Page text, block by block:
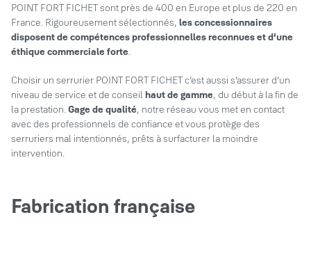
POINT FORT FICHET sont près de 400 en Europe et plus de 220 en
France. Rigoureusement sélectionnés, les concessionnaires
disposent de compétences professionnelles reconnues et d’une
éthique commerciale forte
Choisir un serrurier POINT FORT FICHET c’est aussi s’assurer d’un
niveau de service et de conseil haut de gamme, du début à la fin de
la prestation. Gage de qualité, notre réseau vous met en contact
avec des professionnels de confiance et vous protège des
serruriers mal intentionnés, prêts à surfacturer la moindre
intervention.
Fabrication française